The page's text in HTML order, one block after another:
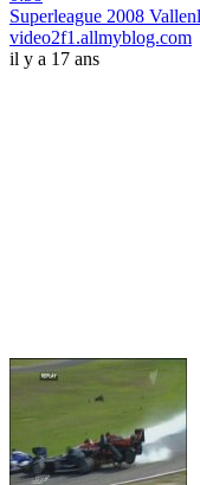
Superleague 2008
video2f1.allmyblog.com
il y a 17 ans